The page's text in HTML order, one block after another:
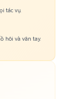
tác vụ.
hôi và vân tay.